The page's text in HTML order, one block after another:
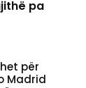
pa
për
Madrid